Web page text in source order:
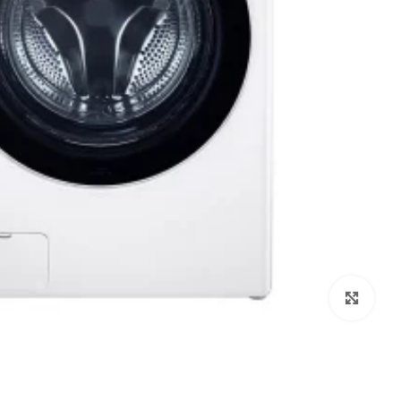
Click to enlarge